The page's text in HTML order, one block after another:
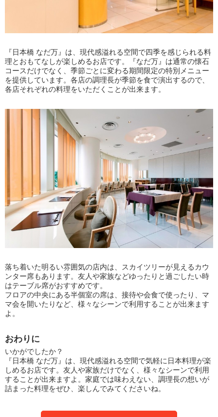
『日本橋 なだ万』は、現代感溢れる空間で四季を感じられる料
理とおもてなしが楽しめるお店です。『なだ万』は通常の懐石
コースだけでなく、季節ごとに変わる期間限定の特別メニュー
を提供しています。各店の調理長が季節を食で演出するので、
各店それぞれの料理をいただくことが出来ます。
落ち着いた明るい雰囲気の店内は、スカイツリーが見えるカウ
ンター席もあります。友人や家族などゆったりと過ごしたい時
はテーブル席がおすすめです。
フロアの中央にある半個室の席は、接待や会食で使ったり、マ
マ会を開いたりなど、様々なシーンで利用することが出来ます
よ。
おわりに
いかがでしたか？
『日本橋 なだ万』は、現代感溢れる空間で気軽に日本料理が楽
しめるお店です。友人や家族だけでなく、様々なシーンで利用
することが出来ますよ。家庭では味わえない、調理長の想いが
詰まった料理をぜひ、楽しんでみてくださいね。